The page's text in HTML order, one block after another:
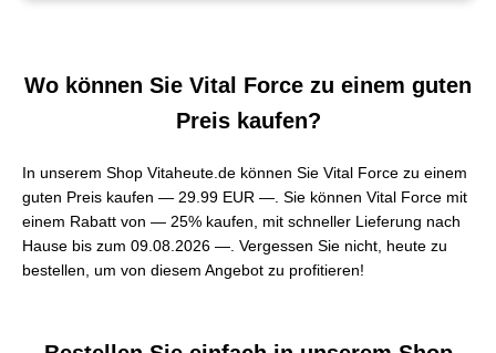
Wo können Sie Vital Force zu einem guten
Preis kaufen?
In unserem Shop Vitaheute.de können Sie Vital Force zu einem
guten Preis kaufen — 29.99 EUR — . Sie können Vital Force mit
einem Rabatt von — 25% kaufen, mit schneller Lieferung nach
Hause bis zum 09.08.2026 —. Vergessen Sie nicht, heute zu
bestellen, um von diesem Angebot zu profitieren!